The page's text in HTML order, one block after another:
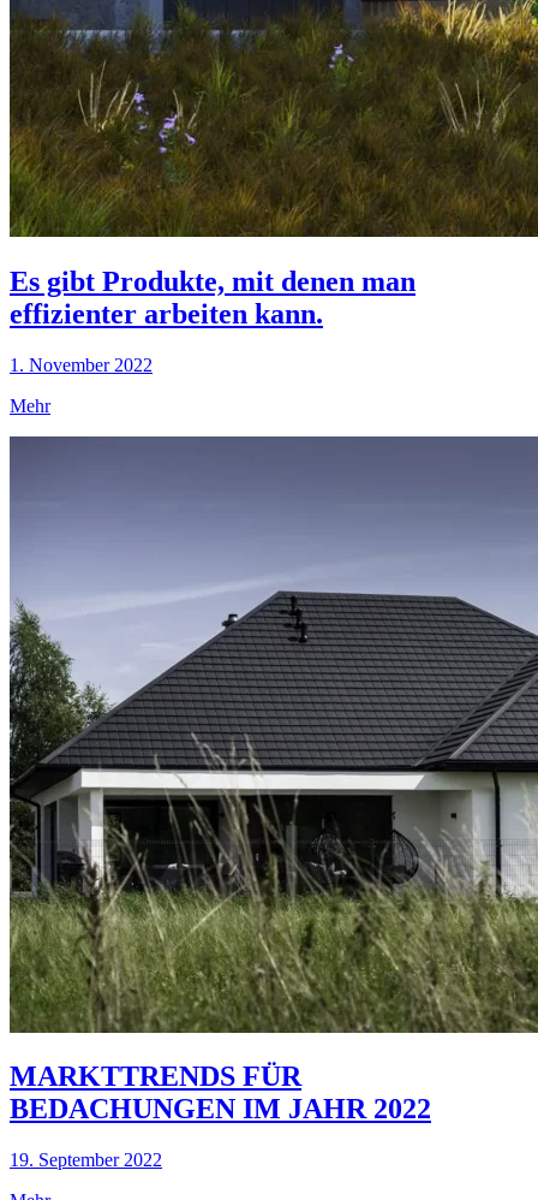
Es gibt Produkte, mit denen man
effizienter arbeiten kann.
1. November 2022
Mehr
MARKTTRENDS FÜR
BEDACHUNGEN IM JAHR 2022
19. September 2022